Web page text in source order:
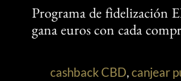
Programa de fidelización
gana euros con cada
cashback CBD,canjear